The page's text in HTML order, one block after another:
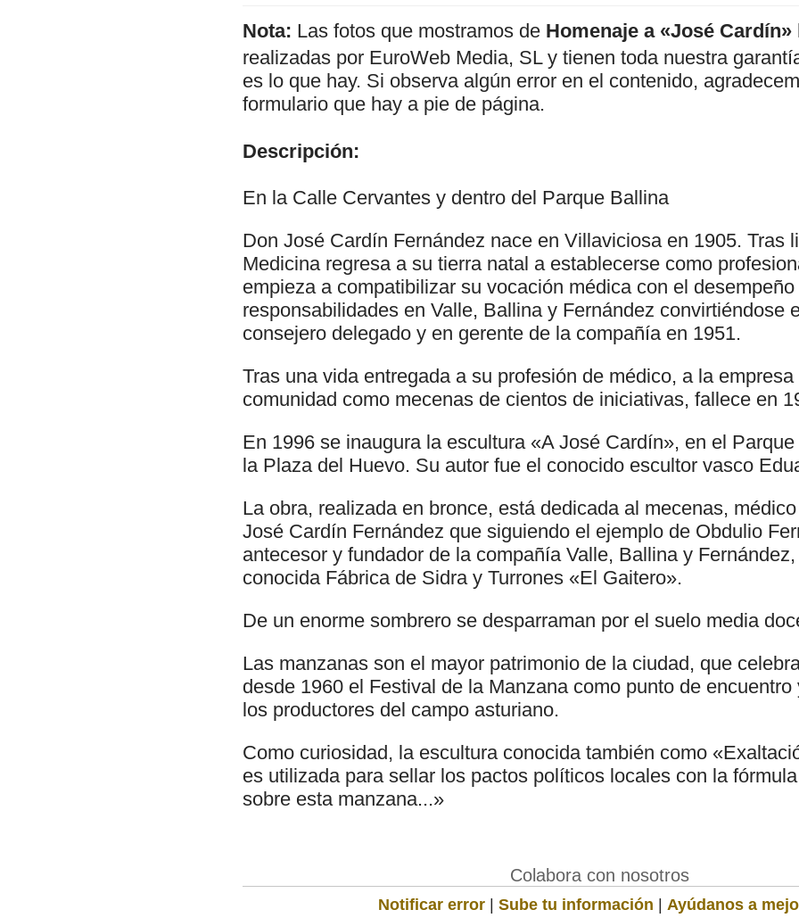
Nota: Las fotos que mostramos de Homenaje a «José Cardín»
realizadas por EuroWeb Media, SL y tienen toda nuestra
es lo que hay. Si observa algún error en el contenido,
formulario que hay a pie de página.
Descripción:
En la Calle Cervantes y dentro del Parque Ballina
Don José Cardín Fernández nace en Villaviciosa en 1905. Tras
Medicina regresa a su tierra natal a establecerse como
empieza a compatibilizar su vocación médica con el desempeño
responsabilidades en Valle, Ballina y Fernández convirtiéndose
consejero delegado y en gerente de la compañía en 1951.
Tras una vida entregada a su profesión de médico, a la
comunidad como mecenas de cientos de iniciativas, fallece en
En 1996 se inaugura la escultura «A José Cardín», en el
la Plaza del Huevo. Su autor fue el conocido escultor vasco
La obra, realizada en bronce, está dedicada al mecenas,
José Cardín Fernández que siguiendo el ejemplo de Obdulio
antecesor y fundador de la compañía Valle, Ballina y
conocida Fábrica de Sidra y Turrones «El Gaitero».
De un enorme sombrero se desparraman por el suelo media
Las manzanas son el mayor patrimonio de la ciudad, que
desde 1960 el Festival de la Manzana como punto de
los productores del campo asturiano.
Como curiosidad, la escultura conocida también como
es utilizada para sellar los pactos políticos locales con la
sobre esta manzana...»
Colabora con nosotros
Notificar error | Sube tu información | Ayúdanos a